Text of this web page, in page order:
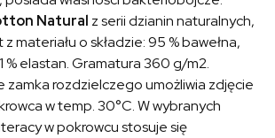
Natural z serii dzianin naturalnych,
materiału o składzie: 95 % bawełna,
% elastan. Gramatura 360 g/m2.
zamka rozdzielczego umożliwia zdjęcie
w temp. 30°C. W wybranych
w pokrowcu stosuje się